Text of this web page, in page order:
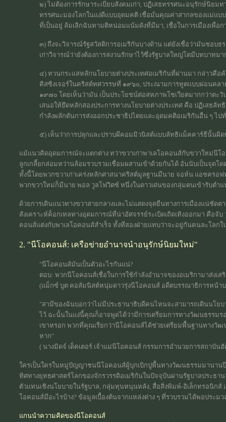
๒) ไม่ต้องการรักษาระเบียบสังคมเก่า, ปฏิเสธทรรศนะอนุรักษ์นิยม
ทรรศนะมองโลกในแง่ดีแบบอุดมคติ เชื่อมั่นคุณค่าสากลของแม่แบ
ที่เป็นอยู่ ล้มเลิกฉันทามติหน่อมแน้มดังที่มีมา, เชื่อในการเมืองเพื่อก
๓) ถึงจะวิจารณ์รัฐสวัสดิการอเมริกันบางด้าน แต่ยังเชื่อว่ามันชอบธ
เก่าวิจารณ์ว่ายังต้องการสงวนรักษาไว้ซึ่งรัฐบาลใหญ่โตมีบทบาทมา
๔) ทวนกระแสหลักนโยบายต่างประเทศอเมริกันที่ผ่านมา กล่าวคือ
คิสซิงเจอร์ในคริสต์ทศวรรษที่ ๑๙๖๐, ประณามการทูตแบบผ่อนคลา
๑๙๗๐ โดยเห็นว่ามัน เป็นประโยชน์ต่อสหภาพโซเวียตมากกว่าตะ
เสนอให้ยึดหลักสองประการทางนโยบายต่างประเทศ คือ ปฏิเสธลัท
กำลังผลักดันการส่งออกประชาธิปไตยและอุดมคติอเมริกันอื่น ๆ ไป
๕) เห็นว่าการปลุกและปราบผีคอมมิวนิสต์แบบลัทธิแม็คคาร์ธีนั้นผิ
แม้แนวคิดอุดมการณ์จะแตกต่าง ทว่าขวาเก่าพาเลโอคอนส์กับขวาใหม่นี
ลูกเกลี้ยกล่อมหว่านล้อมรวบรวมเชื่อมผสานเข้าด้วยกันได้ อันนับเป็นจุดโด
ทั้งนี้โดยพวกขวาเก่าเคร่งหลักศาสนาคริสต์มูลฐานมีนาย จอห์น แอชครอ
พวกขวาใหม่ก็มีนาย พอล วูลโฟวิตซ์ หนึ่งในดาวเด่นของกลุ่มตนเข้ารับตำ
ด้วยการเดินแนวทางขวาสายกลางและไม่แสดงจุดยืนทางการเมืองแน่ชัดต
สังเคราะห์ค็อกเทลทางอุดมการณ์ที่น่าอัศจรรย์ระเบิดเถิดเทิงออกมา คือ
คอนส์แต่งกับพาเลโอคอนส์สำเร็จ ทั้งที่สองฝ่ายแทบว่าจะอยู่กันคนละโลก
2. "นีโอคอนส์: เครือข่ายอำนาจนำอนุรักษ์นิยมใหม่"
"นีโอคอนส์มันเป็นตัวอะไรกันแน่?
ตอบ: พวกนีโอคอนส์เชื่อในการใช้กำลังอำนาจของอเมริกามาส่งเ
(แม็กซ์ บูต คอลัมนิสต์หนุ่มดาวรุ่งนีโอคอนส์ อดีตบรรณาธิการหน้าบท
"สามีของฉันบอกว่าไม่มีประธานาธิบดีคนไหนจะสามารถเดินนโย
ไว้ ฉะนั้นในแง่นี้คุณก็อาจพูดได้ว่ามีการเตรียมการทางวัฒนธรรมร
เขาหรอก พวกที่คุณเรียกว่านีโอคอนส์ได้ช่วยเตรียมพื้นฐานทางวัฒ
หาก"
( นางมิดจ์ เด็คเตอร์ เจ้าแม่นีโอคอนส์ กรรมการอำนวยการสถาบัน
ใครเป็นใครในหมู่ปัญญาชนนีโอคอนส์ผู้บุกเบิกปูพื้นทางวัฒนธรรมมานา
ทิศทางยุทธศาสตร์โลกของจักรวรรดิอเมริกันในปัจจุบันผ่านรัฐบาลประธ
ตัวแทนเชิงนโยบายในรัฐบาล, กลุ่มทุนหนุนหลัง, สื่อสิ่งพิมพ์-อิเล็กทรอนิกส์
โอคอนส์มีอะไรบ้าง? ข้อมูลเบื้องต้นจากแหล่งต่าง ๆ ที่รวบรวมได้พอประม
แกนนำความคิดของนีโอคอนส์